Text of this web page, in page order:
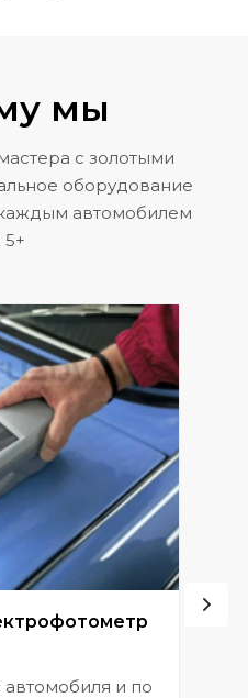
мы
с золотыми
оборудование
автомобилем
5+
автомобиля и по